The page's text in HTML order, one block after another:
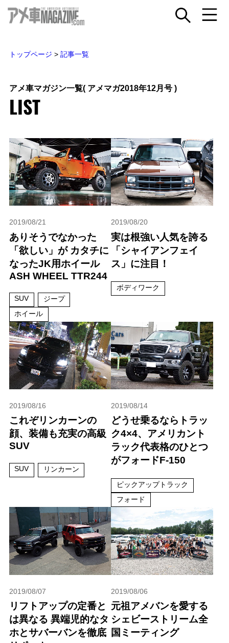
トップページ > 記事一覧
アメ車マガジン一覧( アメマガ2018年12月号 )
LIST
2019/08/21
ありそうでなかった
「欲しい」が カタチに
なったJK用ホイール
ASH WHEEL TTR244
SUV
ジープ
ホイール
2019/08/20
実は根強い人気を誇る
「シャイアンフェイ
ス」に注目！
ボディワーク
2019/08/16
これぞリンカーンの
顔、装備も充実の高級
SUV
SUV リンカーン
2019/08/14
どうせ乗るならトラッ
ク4×4、アメリカント
ラック代表格のひとつ
がフォードF-150
ピックアップトラック
フォード
2019/08/07
リフトアップの定番と
は異なる 異端児的なタ
ホとサバーバンを徹底
2019/08/06
元祖アメバンを愛する
シェビーストリーム全
国ミーティング